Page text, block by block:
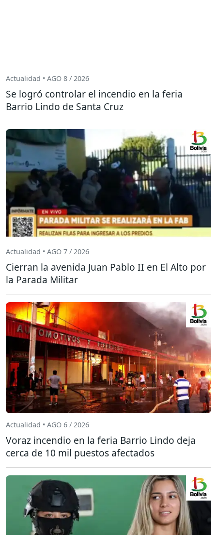
Actualidad • AGO 8 / 2026
Se logró controlar el incendio en la feria
Barrio Lindo de Santa Cruz
Actualidad • AGO 7 / 2026
Cierran la avenida Juan Pablo II en El Alto por
la Parada Militar
Actualidad • AGO 6 / 2026
Voraz incendio en la feria Barrio Lindo deja
cerca de 10 mil puestos afectados